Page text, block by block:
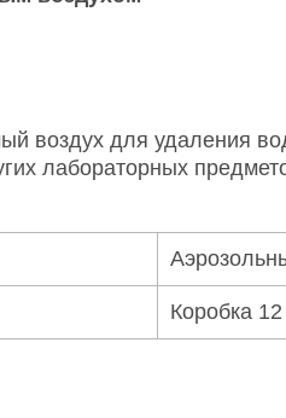
воздух для удаления
лабораторных
Коробка